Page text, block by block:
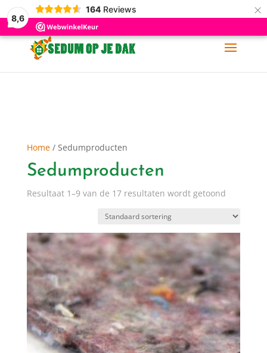
8,6
164 Reviews ×
06-11 88 62 60 info@sedumopjedak.nl
Home/ Sedumproducten
Sedumproducten
Resultaat 1–9 van de 17 resultaten wordt getoond